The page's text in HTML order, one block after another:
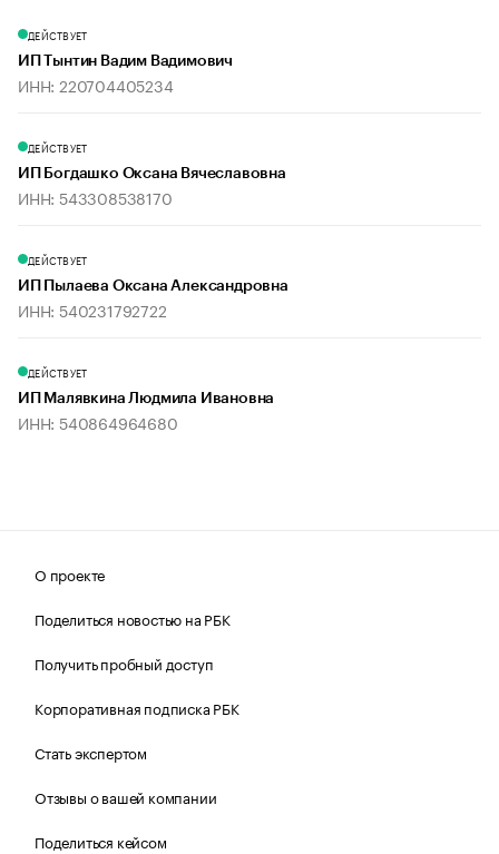
ДЕЙСТВУЕТ
ИП Тынтин Вадим Вадимович
ИНН: 220704405234
ДЕЙСТВУЕТ
ИП Богдашко Оксана Вячеславовна
ИНН: 543308538170
ДЕЙСТВУЕТ
ИП Пылаева Оксана Александровна
ИНН: 540231792722
ДЕЙСТВУЕТ
ИП Малявкина Людмила Ивановна
ИНН: 540864964680
О проекте
Поделиться новостью на РБК
Получить пробный доступ
Корпоративная подписка РБК
Стать экспертом
Отзывы о вашей компании
Поделиться кейсом